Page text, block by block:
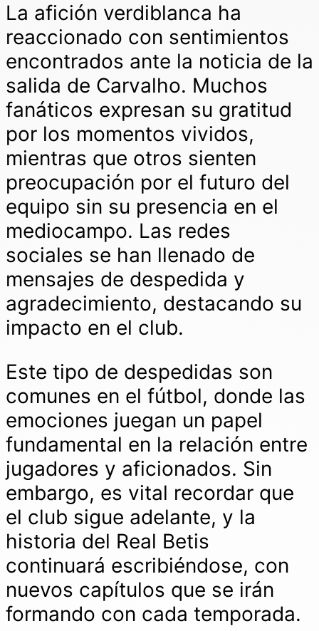
La afición verdiblanca ha
reaccionado con sentimientos
encontrados ante la noticia de la
salida de Carvalho. Muchos
fanáticos expresan su gratitud
por los momentos vividos,
mientras que otros sienten
preocupación por el futuro del
equipo sin su presencia en el
mediocampo. Las redes
sociales se han llenado de
mensajes de despedida y
agradecimiento, destacando su
impacto en el club.
Este tipo de despedidas son
comunes en el fútbol, donde las
emociones juegan un papel
fundamental en la relación entre
jugadores y aficionados. Sin
embargo, es vital recordar que
el club sigue adelante, y la
historia del Real Betis
continuará escribiéndose, con
nuevos capítulos que se irán
formando con cada temporada.